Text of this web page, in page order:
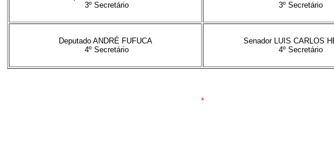
3º Secretário
3º Secretário
Deputado ANDRÉ FUFUCA
4º Secretário
Senador LUIS CARLOS
4º Secretário
*